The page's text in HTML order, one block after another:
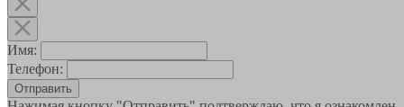
Имя:
Телефон:
Отправить